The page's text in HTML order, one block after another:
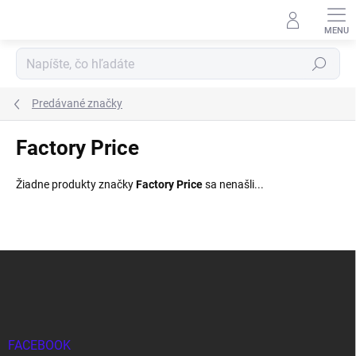
Hľadať
Predávané značky
Factory Price
Žiadne produkty značkyFactory Pricesa nenašli...
FACEBOOK